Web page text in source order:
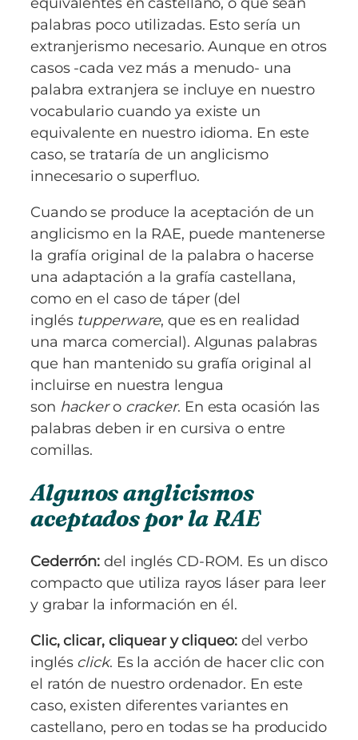
palabras poco utilizadas. Esto sería un
extranjerismo necesario. Aunque en otros
casos -cada vez más a menudo- una
palabra extranjera se incluye en nuestro
vocabulario cuando ya existe un
equivalente en nuestro idioma. En este
caso, se trataría de un anglicismo
innecesario o superfluo.
Cuando se produce la aceptación de un
anglicismo en la RAE, puede mantenerse
la grafía original de la palabra o hacerse
una adaptación a la grafía castellana,
como en el caso de táper (del
inglés tupperware, que es en realidad
una marca comercial). Algunas palabras
que han mantenido su grafía original al
incluirse en nuestra lengua
son hackero cracker. En esta ocasión las
palabras deben ir en cursiva o entre
comillas.
Algunos anglicismos
aceptados por la RAE
Cederrón: del inglés CD-ROM. Es un disco
compacto que utiliza rayos láser para leer
y grabar la información en él.
Clic, clicar, cliquear y cliqueo:del verbo
inglés click. Es la acción de hacer clic con
el ratón de nuestro ordenador. En este
caso, existen diferentes variantes en
castellano, pero en todas se ha producido